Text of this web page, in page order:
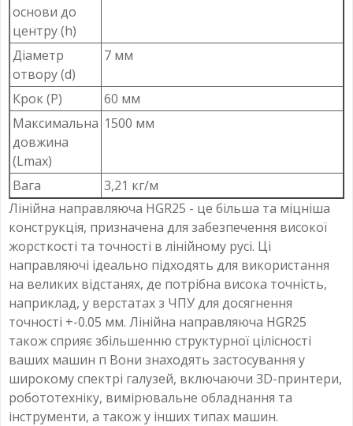
основи до
центру (h)
Діаметр
отвору (d)
7 мм
Крок (P)
60 мм
Максимальна
довжина
(Lmax)
1500 мм
Вага
3,21 кг/м
Лінійна направляюча HGR25 - це більша та міцніша
конструкція, призначена для забезпечення високої
жорсткості та точності в лінійному русі. Ці
направляючі ідеально підходять для використання
на великих відстанях, де потрібна висока точність,
наприклад, у верстатах з ЧПУ для досягнення
точності +-0.05 мм. Лінійна направляюча HGR25
також сприяє збільшенню структурної цілісності
ваших машин п Вони знаходять застосування у
широкому спектрі галузей, включаючи 3D-принтери,
робототехніку, вимірювальне обладнання та
інструменти, а також у інших типах машин.